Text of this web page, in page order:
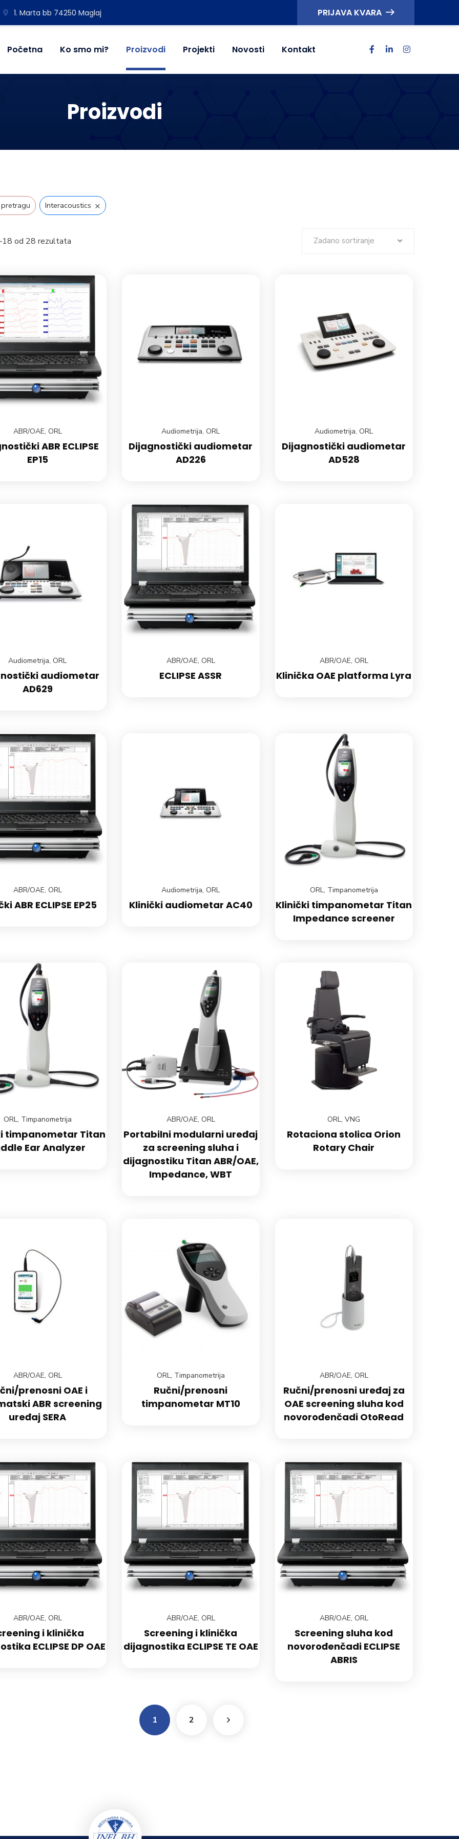
1. Marta bb 74250 Maglaj PRIJAVA KVARA
Početna Ko smo mi? Proizvodi Projekti Novosti Kontakt
Proizvodi
Interacoustics ×
od 28 rezultata Zadano sortiranje
ABR/OAE, ORL
ABR ECLIPSE
EP15
Audiometrija,ORL
Dijagnostički audiometar
AD226
Audiometrija,ORL
Dijagnostički audiometar
AD528
Audiometrija,ORL
audiometar
AD629
ABR/OAE, ORL
ECLIPSE ASSR
ABR/OAE, ORL
Klinička OAE platforma Lyra
ABR/OAE, ORL
ABR ECLIPSE EP25
Audiometrija,ORL
Klinički audiometar AC40
ORL, Timpanometrija
Klinički timpanometar Titan
Impedance screener
ORL, Timpanometrija
timpanometar Titan
Ear Analyzer
ABR/OAE, ORL
Portabilni modularni uređaj
za screening sluha i
dijagnostiku Titan ABR/OAE,
Impedance, WBT
ORL,VNG
Rotaciona stolica Orion
Rotary Chair
ABR/OAE, ORL
prenosni OAE i
ABR screening
uređaj SERA
ORL, Timpanometrija
Ručni/prenosni
timpanometar MT10
ABR/OAE, ORL
Ručni/prenosni uređaj za
OAE screening sluha kod
novorođenčadi OtoRead
ABR/OAE, ORL
i klinička
ECLIPSE DP OAE
ABR/OAE, ORL
Screening i klinička
dijagnostika ECLIPSE TE OAE
ABR/OAE, ORL
Screening sluha kod
novorođenčadi ECLIPSE
ABRIS
1 2